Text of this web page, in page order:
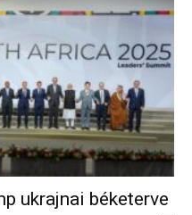
ukrajnai béketerve